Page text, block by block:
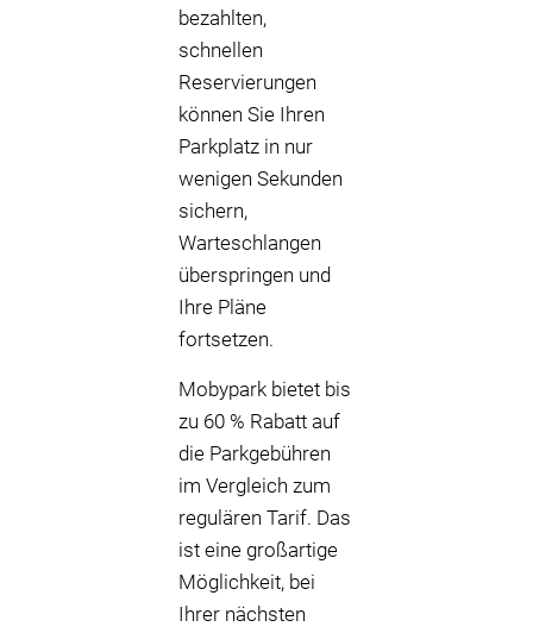
bezahlten,
schnellen
Reservierungen
können Sie Ihren
Parkplatz in nur
wenigen Sekunden
sichern,
Warteschlangen
überspringen und
Ihre Pläne
fortsetzen.
Mobypark bietet bis
zu 60 % Rabatt auf
die Parkgebühren
im Vergleich zum
regulären Tarif. Das
ist eine großartige
Möglichkeit, bei
Ihrer nächsten